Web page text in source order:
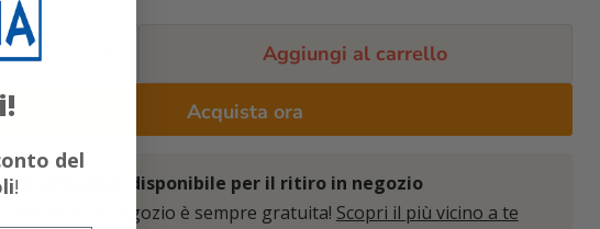
Aggiungi al carrello
Acquista ora
articolo è disponibile per il ritiro in negozio
spedizione in negozio è sempre gratuita! Scopri il più vicino a te
del
!